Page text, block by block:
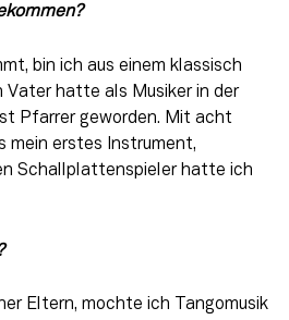
bin ich aus einem klassisch
Vater hatte als Musiker in der
Pfarrer geworden. Mit acht
mein erstes Instrument,
Schallplattenspieler hatte ich
Eltern, mochte ich Tangomusik